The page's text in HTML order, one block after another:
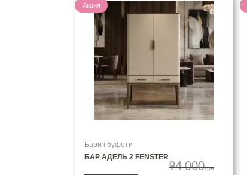
Акция
Бари і буфети
БАР АДЕЛЬ 2 FENSTER
94 000грн